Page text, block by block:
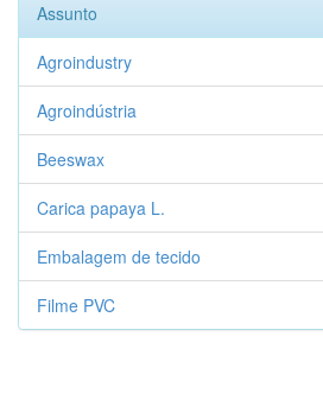
Assunto
Agroindustry
Agroindústria
Beeswax
Carica papaya L.
Embalagem de tecido
Filme PVC